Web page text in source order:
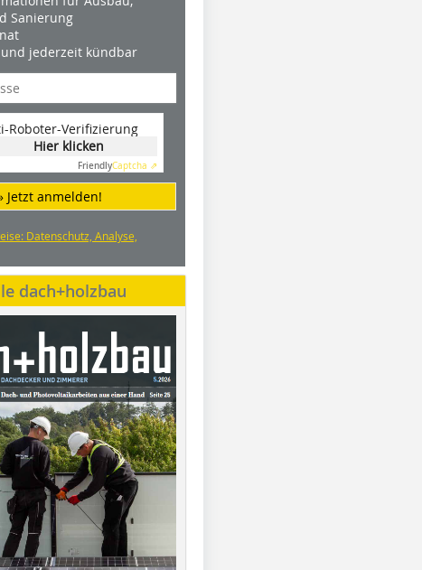
Sanierung
jederzeit kündbar
Roboter-Verifizierung
Hier klicken
FriendlyCaptcha ⇗
Jetzt anmelden!
Datenschutz, Analyse,
dach+holzbau